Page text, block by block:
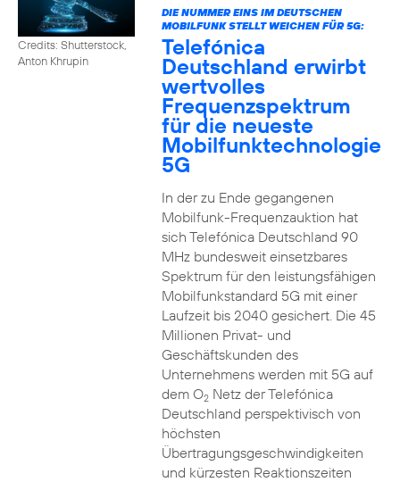
Credits: Shutterstock,
Anton Khrupin
DIE NUMMER EINS IM DEUTSCHEN
MOBILFUNK STELLT WEICHEN FÜR 5G:
Telefónica
Deutschland erwirbt
wertvolles
Frequenzspektrum
für die neueste
Mobilfunktechnologie
5G
In der zu Ende gegangenen
Mobilfunk-Frequenzauktion hat
sich Telefónica Deutschland 90
MHz bundesweit einsetzbares
Spektrum für den leistungsfähigen
Mobilfunkstandard 5G mit einer
Laufzeit bis 2040 gesichert. Die 45
Millionen Privat- und
Geschäftskunden des
Unternehmens werden mit 5G auf
dem O2Netz der Telefónica
Deutschland perspektivisch von
höchsten
Übertragungsgeschwindigkeiten
und kürzesten Reaktionszeiten